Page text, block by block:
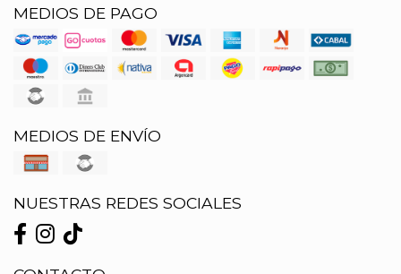
MEDIOS DE PAGO
MEDIOS DE ENVÍO
NUESTRAS REDES SOCIALES